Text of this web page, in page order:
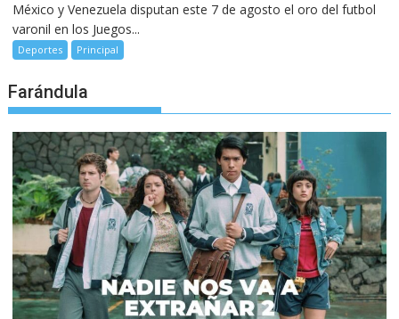
México y Venezuela disputan este 7 de agosto el oro del futbol
varonil en los Juegos...
Deportes Principal
Farándula